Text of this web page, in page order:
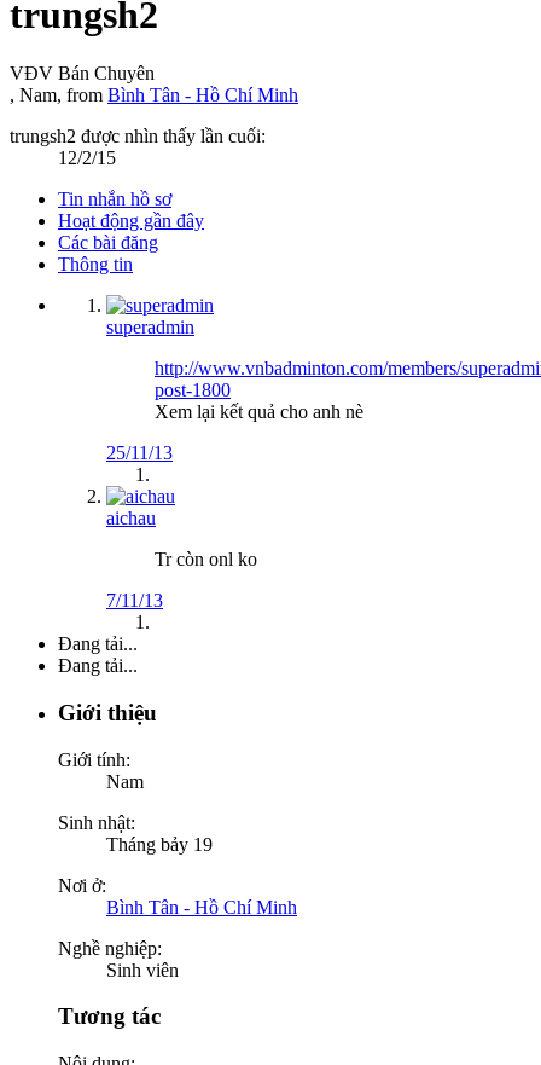
trungsh2
VĐV Bán Chuyên
, Nam, from Bình Tân - Hồ Chí Minh
trungsh2 được nhìn thấy lần cuối:
12/2/15
Tin nhắn hồ sơ
Hoạt động gần đây
Các bài đăng
Thông tin
superadmin
http://www.vnbadminton.com/members/
post-1800
Xem lại kết quả cho anh nè
25/11/13
aichau
Tr còn onl ko
7/11/13
Đang tải...
Đang tải...
Giới thiệu
Giới tính:
Nam
Sinh nhật:
Tháng bảy 19
Nơi ở:
Bình Tân - Hồ Chí Minh
Nghề nghiệp:
Sinh viên
Tương tác